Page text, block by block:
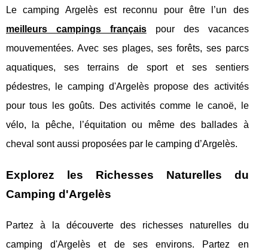
Le camping Argelès est reconnu pour être l’un des
meilleurs campings françaispour des vacances
mouvementées. Avec ses plages, ses forêts, ses parcs
aquatiques, ses terrains de sport et ses sentiers
pédestres, le camping d'Argelès propose des activités
pour tous les goûts. Des activités comme le canoë, le
vélo, la pêche, l’équitation ou même des ballades à
cheval sont aussi proposées par le camping d’Argelès.
Explorez les Richesses Naturelles du
Camping d'Argelès
Partez à la découverte des richesses naturelles du
camping d'Argelès et de ses environs. Partez en